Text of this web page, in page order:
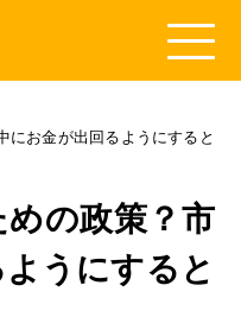
にお金が出回るようにすると
の政策？市
うにすると